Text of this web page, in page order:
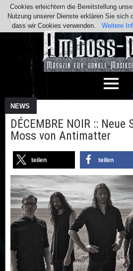
Team Kontakt Facebook
Impressum / Datenschutz
NEWS
DÉCEMBRE NOIR ::
Moss von Antimatter
teilen teilen
Cookies erleichtern die Bereitstellung
Nutzung unserer Dienste erklären Sie sich
dass wir Cookies verwenden.
Weitere